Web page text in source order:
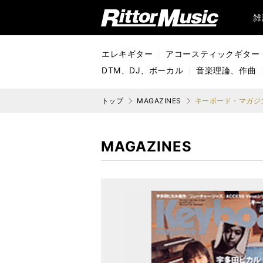
リットーミュージック (Rittor Music)
エレキギター
アコースティックギター
DTM、DJ、ボーカル
音楽理論、作曲
トップ MAGAZINES キーボード・マガ
MAGAZINES